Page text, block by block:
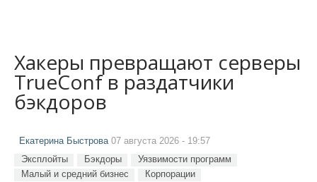
Хакеры превращают серверы
TrueConf в раздатчики
бэкдоров
Екатерина Быстрова 07 августа 2026 - 19:57
Эксплойты Бэкдоры
Уязвимости программ
Малый и средний бизнес
Корпорации